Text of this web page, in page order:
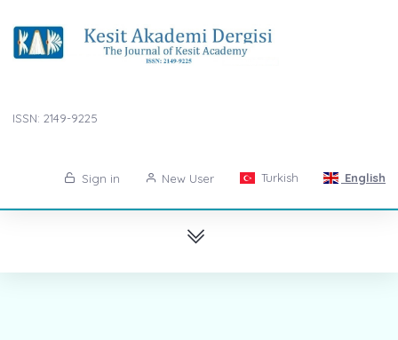
ISSN: 2149-9225
Sign in New User Turkish English